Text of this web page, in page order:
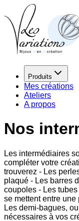
Produits
Mes créations
Ateliers
A propos
Nos
Les intermédiaires
compléter votre
trouverez - Les
plaqué - Les barres
coupoles - Les
se mettent entre
Les demi-bagues,
nécessaires à vos